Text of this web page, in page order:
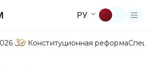
РУ
Конституционная реформа